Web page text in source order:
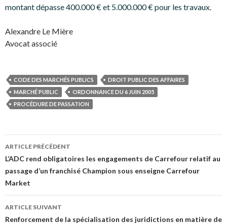
montant dépasse 400.000 € et 5.000.000 € pour les travaux.
Alexandre Le Mière
Avocat associé
CODE DES MARCHÉS PUBLICS
DROIT PUBLIC DES AFFAIRES
MARCHÉ PUBLIC
ORDONNANCE DU 6 JUIN 2005
PROCÉDURE DE PASSATION
Navigation
des
articles
ARTICLE PRÉCÉDENT
L’ADC rend obligatoires les engagements de Carrefour relatif au
passage d’un franchisé Champion sous enseigne Carrefour
Market
ARTICLE SUIVANT
Renforcement de la spécialisation des juridictions en matière de